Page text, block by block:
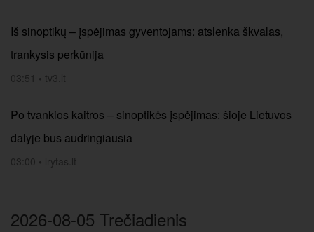
Iš sinoptikų – įspėjimas gyventojams: atslenka škvalas,
trankysis perkūnija
03:51 • tv3.lt
Po tvankios kaitros – sinoptikės įspėjimas: šioje Lietuvos
dalyje bus audringiausia
03:00 • lrytas.lt
2026-08-05 Trečiadienis